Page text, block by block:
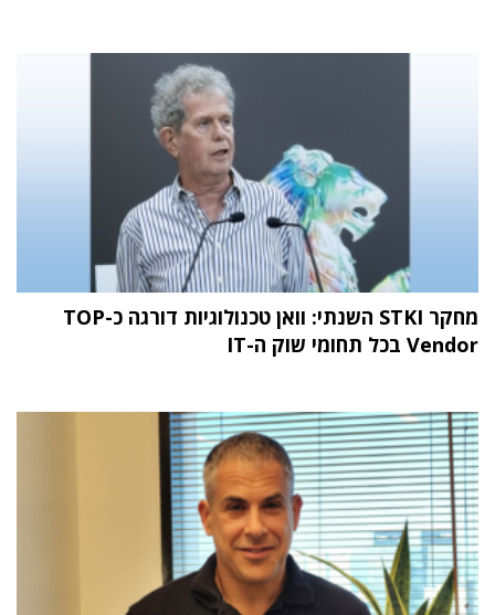
מחקר STKI השנתי: וואן טכנולוגיות דורגה כ-TOP
Vendor בכל תחומי שוק ה-IT